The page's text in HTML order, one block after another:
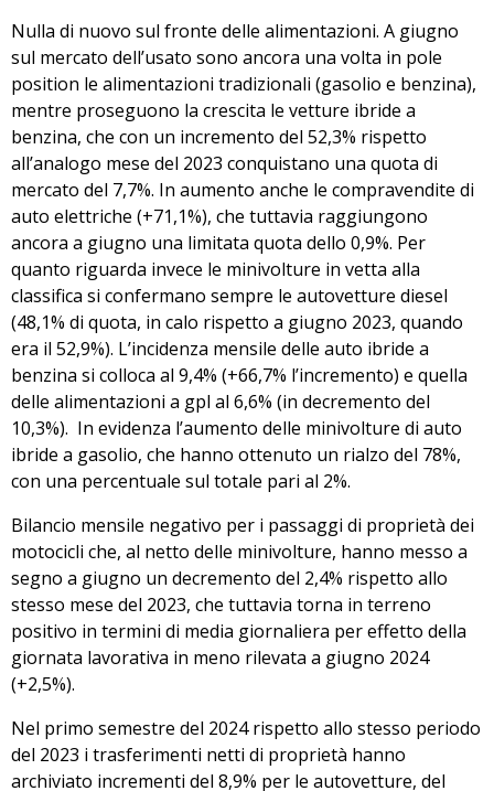
Nulla di nuovo sul fronte delle alimentazioni. A giugno
sul mercato dell’usato sono ancora una volta in pole
position le alimentazioni tradizionali (gasolio e benzina),
mentre proseguono la crescita le vetture ibride a
benzina, che con un incremento del 52,3% rispetto
all’analogo mese del 2023 conquistano una quota di
mercato del 7,7%. In aumento anche le compravendite di
auto elettriche (+71,1%), che tuttavia raggiungono
ancora a giugno una limitata quota dello 0,9%. Per
quanto riguarda invece le minivolture in vetta alla
classifica si confermano sempre le autovetture diesel
(48,1% di quota, in calo rispetto a giugno 2023, quando
era il 52,9%). L’incidenza mensile delle auto ibride a
benzina si colloca al 9,4% (+66,7% l’incremento) e quella
delle alimentazioni a gpl al 6,6% (in decremento del
10,3%). In evidenza l’aumento delle minivolture di auto
ibride a gasolio, che hanno ottenuto un rialzo del 78%,
con una percentuale sul totale pari al 2%.
Bilancio mensile negativo per i passaggi di proprietà dei
motocicli che, al netto delle minivolture, hanno messo a
segno a giugno un decremento del 2,4% rispetto allo
stesso mese del 2023, che tuttavia torna in terreno
positivo in termini di media giornaliera per effetto della
giornata lavorativa in meno rilevata a giugno 2024
(+2,5%).
Nel primo semestre del 2024 rispetto allo stesso periodo
del 2023 i trasferimenti netti di proprietà hanno
archiviato incrementi del 8,9% per le autovetture, del